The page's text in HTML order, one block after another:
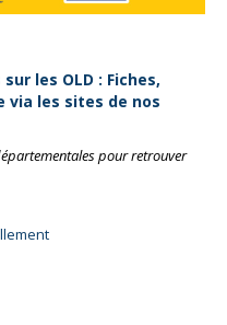
les OLD : Fiches,
via les sites de nos
pour retrouver